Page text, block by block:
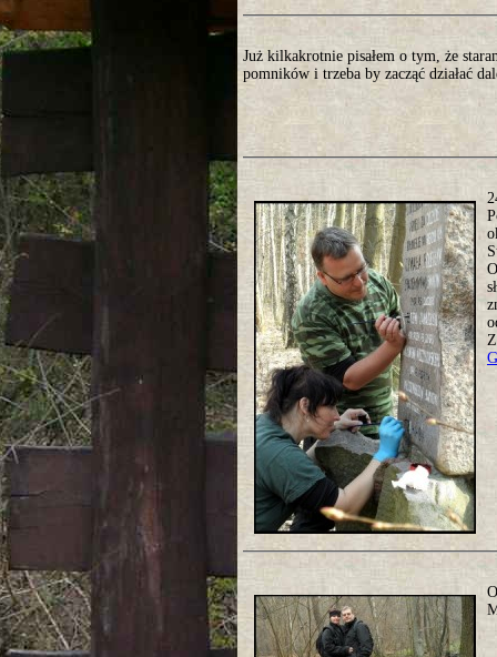
Już kilkakrotnie pisałem o tym, że
pomników i trzeba by zacząć działać